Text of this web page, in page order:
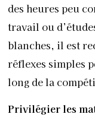
des heures peu
travail ou
blanches, il est
réflexes simples
long de la
Privilégier les